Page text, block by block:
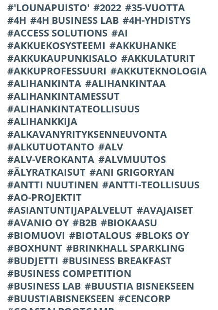
'LOUNAPUISTO' 2022
35-VUOTTA
4H
4H BUSINESS LAB
4H-YHDISTYS
ACCESS SOLUTIONS
AI
AKKUEKOSYSTEEMI
AKKUHANKE
AKKUKAUPUNKISALO
AKKULATURIT
AKKUPROFESSUURI
AKKUTEKNOLOGIA
ALIHANKINTA
ALIHANKINTAA
ALIHANKINTAMESSUT
ALIHANKINTATEOLLISUUS
ALIHANKKIJA
ALKAVANYRITYKSENNEUVONTA
ALKUTUOTANTO
ALV
ALV-VEROKANTA
ALVMUUTOS
ÄLYRATKAISUT
ANI GRIGORYAN
ANTTI NUUTINEN
ANTTI-TEOLLISUUS
AO-PROJEKTIT
ASIANTUNTIJAPALVELUT
AVAJAISET
AVANIO OY
B2B
BIOKAASU
BIOMUOVI
BIOTALOUS
BLOKS OY
BOXHUNT
BRINKHALL SPARKLING
BUDJETTI
BUSINESS BREAKFAST
BUSINESS COMPETITION
BUSINESS LAB
BUUSTIA BISNEKSEEN
BUUSTIABISNEKSEEN
CENCORP